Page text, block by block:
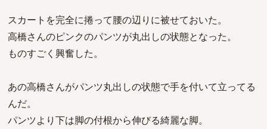
スカートを完全に捲って腰の辺りに被せておいた。
高橋さんのピンクのパンツが丸出しの状態となった。
ものすごく興奮した。
あの高橋さんがパンツ丸出しの状態で手を付いて立ってる
んだ。
パンツより下は脚の付根から伸びる綺麗な脚。